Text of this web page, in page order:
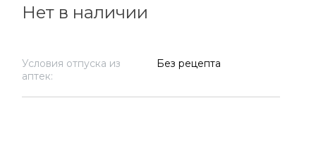
Нет в наличии
Условия отпуска из
аптек:
Без рецепта